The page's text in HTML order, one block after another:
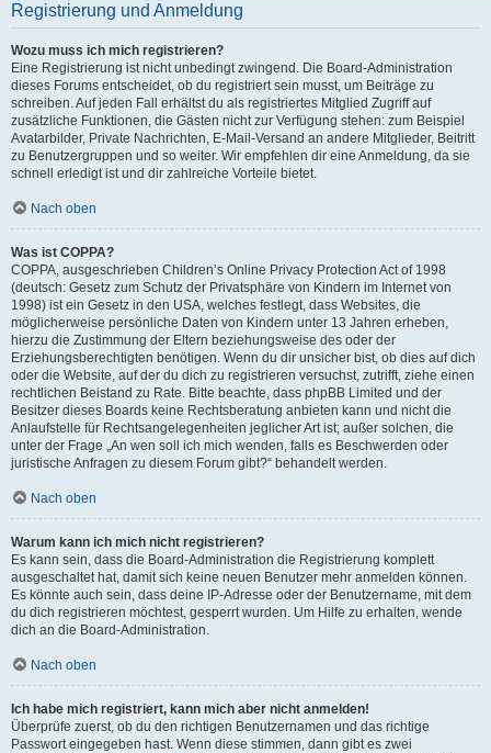
Registrierung und Anmeldung
Wozu muss ich mich registrieren?
Eine Registrierung ist nicht unbedingt zwingend. Die Board-Administration
dieses Forums entscheidet, ob du registriert sein musst, um Beiträge zu
schreiben. Auf jeden Fall erhältst du als registriertes Mitglied Zugriff auf
zusätzliche Funktionen, die Gästen nicht zur Verfügung stehen: zum Beispiel
Avatarbilder, Private Nachrichten, E-Mail-Versand an andere Mitglieder, Beitritt
zu Benutzergruppen und so weiter. Wir empfehlen dir eine Anmeldung, da sie
schnell erledigt ist und dir zahlreiche Vorteile bietet.
Nach oben
Was ist COPPA?
COPPA, ausgeschrieben Children’s Online Privacy Protection Act of 1998
(deutsch: Gesetz zum Schutz der Privatsphäre von Kindern im Internet von
1998) ist ein Gesetz in den USA, welches festlegt, dass Websites, die
möglicherweise persönliche Daten von Kindern unter 13 Jahren erheben,
hierzu die Zustimmung der Eltern beziehungsweise des oder der
Erziehungsberechtigten benötigen. Wenn du dir unsicher bist, ob dies auf dich
oder die Website, auf der du dich zu registrieren versuchst, zutrifft, ziehe einen
rechtlichen Beistand zu Rate. Bitte beachte, dass phpBB Limited und der
Besitzer dieses Boards keine Rechtsberatung anbieten kann und nicht die
Anlaufstelle für Rechtsangelegenheiten jeglicher Art ist; außer solchen, die
unter der Frage „An wen soll ich mich wenden, falls es Beschwerden oder
juristische Anfragen zu diesem Forum gibt?“ behandelt werden.
Nach oben
Warum kann ich mich nicht registrieren?
Es kann sein, dass die Board-Administration die Registrierung komplett
ausgeschaltet hat, damit sich keine neuen Benutzer mehr anmelden können.
Es könnte auch sein, dass deine IP-Adresse oder der Benutzername, mit dem
du dich registrieren möchtest, gesperrt wurden. Um Hilfe zu erhalten, wende
dich an die Board-Administration.
Nach oben
Ich habe mich registriert, kann mich aber nicht anmelden!
Überprüfe zuerst, ob du den richtigen Benutzernamen und das richtige
Passwort eingegeben hast. Wenn diese stimmen, dann gibt es zwei